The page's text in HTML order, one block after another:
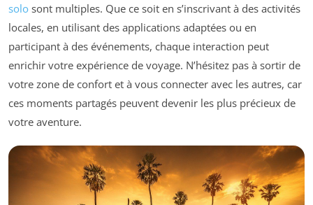
solo sont multiples. Que ce soit en s’inscrivant à des activités
locales, en utilisant des applications adaptées ou en
participant à des événements, chaque interaction peut
enrichir votre expérience de voyage. N’hésitez pas à sortir de
votre zone de confort et à vous connecter avec les autres, car
ces moments partagés peuvent devenir les plus précieux de
votre aventure.